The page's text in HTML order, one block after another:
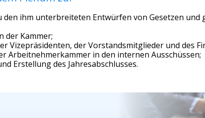
den ihm unterbreiteten Entwürfen von Gesetzen und
der Kammer;
Vizepräsidenten, der Vorstandsmitglieder und des
Arbeitnehmerkammer in den internen Ausschüssen;
Erstellung des Jahresabschlusses.